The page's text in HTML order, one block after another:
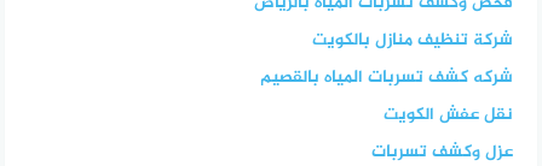
شركة تنظيف منازل بالكويت
شركه كشف تسربات المياه بالقصيم
نقل عفش الكويت
عزل وكشف تسربات